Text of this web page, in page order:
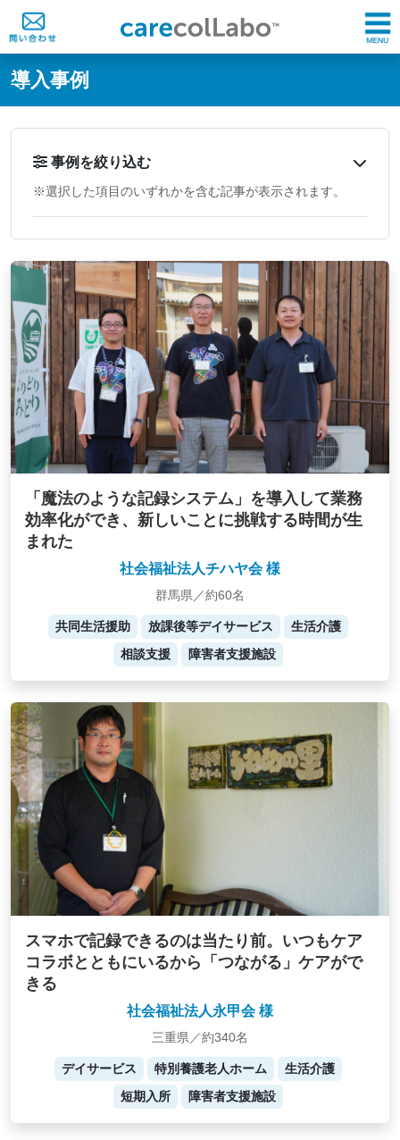
@ -0,0 +1,60 @@
導入事例
事例を絞り込む
※選択した項目のいずれかを含む記事が表示されます。
「魔法のような記録システム」を導入して業務
効率化ができ、新しいことに挑戦する時間が生
まれた
社会福祉法人チハヤ会 様
群馬県／約60名
共同生活援助 放課後等デイサービス
生活介護
相談支援
障害者支援施設
スマホで記録できるのは当たり前。いつもケア
コラボとともにいるから「つながる」ケアがで
きる
社会福祉法人永甲会 様
三重県／約340名
デイサービス 特別養護老人ホーム
生活介護
短期入所
障害者支援施設